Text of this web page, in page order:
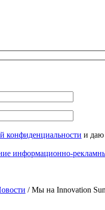
конфиденциальности и даю
информационно-
/Мы на Innovation